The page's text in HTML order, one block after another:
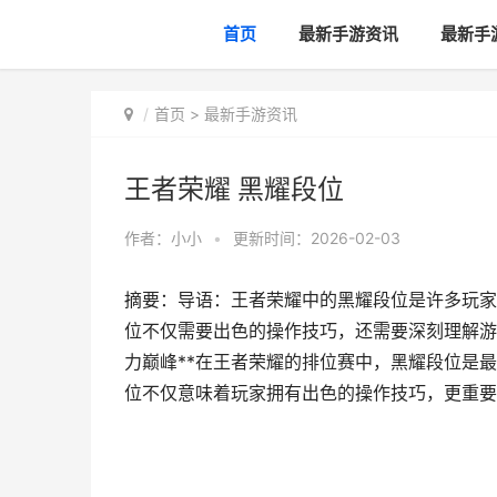
首页 最新手游资讯 最新手
首页 > 最新手游资讯
王者荣耀 黑耀段位
作者： 小小 • 更新时间：2026-02-03
摘要：导语：王者荣耀中的黑耀段位是许多玩
位不仅需要出色的操作技巧，还需要深刻理解
力巅峰**在王者荣耀的排位赛中，黑耀段位是
位不仅意味着玩家拥有出色的操作技巧，更重